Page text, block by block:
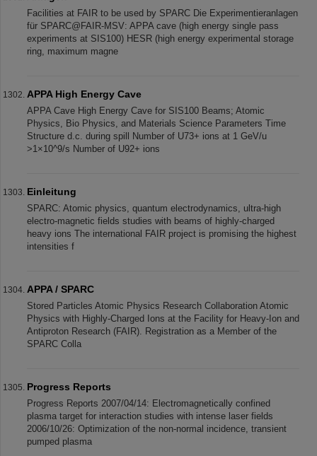
Facilities at FAIR to be used by SPARC Die Experimentieranlagen
für SPARC@FAIR-MSV: APPA cave (high energy single pass
experiments at SIS100) HESR (high energy experimental storage
ring, maximum magne
APPA High Energy Cave
APPA Cave High Energy Cave for SIS100 Beams; Atomic
Physics, Bio Physics, and Materials Science Parameters Time
Structure d.c. during spill Number of U73+ ions at 1 GeV/u
>1×10^9/s Number of U92+ ions
Einleitung
SPARC: Atomic physics, quantum electrodynamics, ultra-high
electro-magnetic fields studies with beams of highly-charged
heavy ions The international FAIR project is promising the highest
intensities f
APPA / SPARC
Stored Particles Atomic Physics Research Collaboration Atomic
Physics with Highly-Charged Ions at the Facility for Heavy-Ion and
Antiproton Research (FAIR). Registration as a Member of the
SPARC Colla
Progress Reports
Progress Reports 2007/04/14: Electromagnetically confined
plasma target for interaction studies with intense laser fields
2006/10/26: Optimization of the non-normal incidence, transient
pumped plasma